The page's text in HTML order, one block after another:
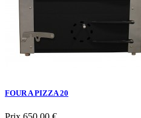
FOUR A PIZZA 20